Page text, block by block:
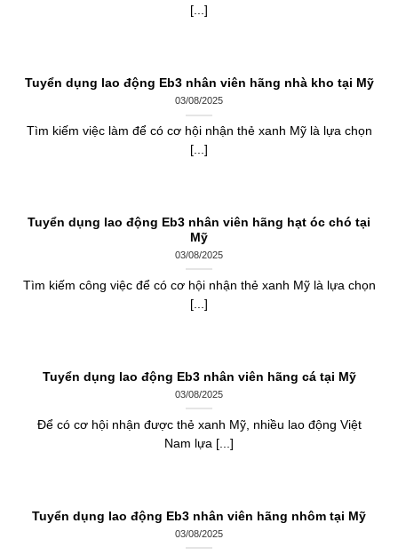
[...]
Tuyển dụng lao động Eb3 nhân viên hãng nhà kho tại Mỹ
03/08/2025
Tìm kiếm việc làm để có cơ hội nhận thẻ xanh Mỹ là lựa chọn
[...]
Tuyển dụng lao động Eb3 nhân viên hãng hạt óc chó tại
Mỹ
03/08/2025
Tìm kiếm công việc để có cơ hội nhận thẻ xanh Mỹ là lựa chọn
[...]
Tuyển dụng lao động Eb3 nhân viên hãng cá tại Mỹ
03/08/2025
Để có cơ hội nhận được thẻ xanh Mỹ, nhiều lao động Việt
Nam lựa [...]
Tuyển dụng lao động Eb3 nhân viên hãng nhôm tại Mỹ
03/08/2025